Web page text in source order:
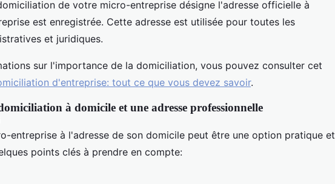
de votre micro-entreprise désigne l'adresse officielle à
est enregistrée. Cette adresse est utilisée pour toutes les
et juridiques.
sur l'importance de la domiciliation, vous pouvez consulter cet
d'entreprise: tout ce que vous devez savoir.
à domicile et une adresse professionnelle
entreprise à l'adresse de son domicile peut être une option pratique et
points clés à prendre en compte: